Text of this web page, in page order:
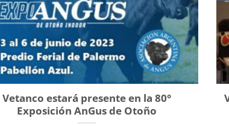
Vetanco estará presente en la 80°
Exposición AnGus de Otoño